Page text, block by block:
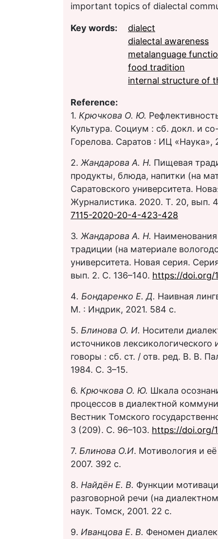
important topics of dialectal
Key words:
dialect
dialectal awareness
metalanguage
food tradition
internal structure of
Reference:
1. Крючкова О. Ю.
Культура. Социум : cб. докл. и
Горелова. Саратов : ИЦ «Наука»,
2. Жандарова А. Н. Пищевая
продукты, блюда, напитки (на
Саратовского университета.
Журналистика. 2020. Т. 20, вып.
7115-2020-20-4-423-428
3. Жандарова А. Н.
традиции (на материале
университета. Новая серия.
вып. 2. С. 136–140. https://doi.org/
4. Бондаренко Е. Д. Наивная
М. : Индрик, 2021. 584 с.
5. Блинова О. И. Носители
источников
говоры : сб. ст. / отв. ред. В. В.
1984. С. 3–15.
6. Крючкова О. Ю. Шкала
процессов в диалектной
Вестник Томского
3 (209). С. 96–103. https://doi.org/
7. Блинова О.И. Мотивология и
2007. 392 с.
8. Найдён Е. В. Функции
разговорной речи (на
наук. Томск, 2001. 22 с.
9. Иванцова Е. В. Феномен